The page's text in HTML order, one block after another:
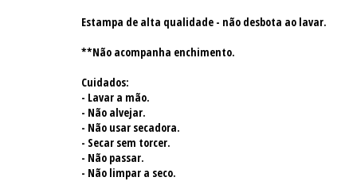
Estampa de alta qualidade - não desbota ao lavar.
**Não acompanha enchimento.
Cuidados:
- Lavar a mão.
- Não alvejar.
- Não usar secadora.
- Secar sem torcer.
- Não passar.
- Não limpar a seco.